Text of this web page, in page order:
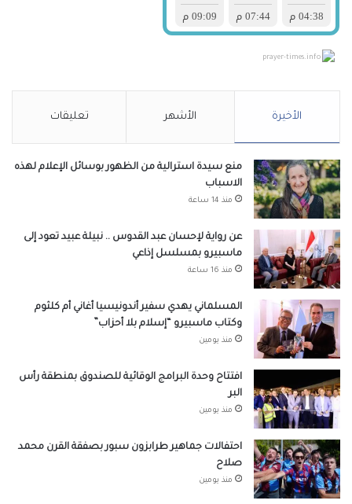
prayer-times.info
الأخيرة الأشهر تعليقات
منع سيدة استرالية من الظهور بوسائل الإعلام لهذه
الاسباب
منذ 14 ساعة
عن رواية لإحسان عبد القدوس .. نبيلة عبيد تعود إلى
ماسبيرو بمسلسل إذاعي
منذ 16 ساعة
المسلماني يهدي سفير أندونيسيا أغاني أم كلثوم
وكتاب ماسبيرو “إسلام بلا أحزاب”
منذ يومين
افتتاح وحدة البرامج الوقائية للصندوق بمنطقة رأس
البر
منذ يومين
احتفالات جماهير طرابزون سبور بصفقة القرن محمد
صلاح
منذ يومين